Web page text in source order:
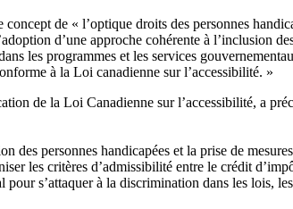
de « l’optique droits des personnes
d’une approche cohérente à l’inclusion
les programmes et les services
à la Loi canadienne sur l’accessibilité. »
de la Loi Canadienne sur l’accessibilité, a
personnes handicapées et la prise de
les critères d’admissibilité entre le crédit
s’attaquer à la discrimination dans les lois,